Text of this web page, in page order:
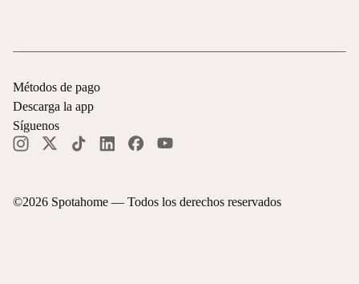
©2026 Spotahome — Todos los derechos reservados
Métodos de pago
Descarga la app
Síguenos